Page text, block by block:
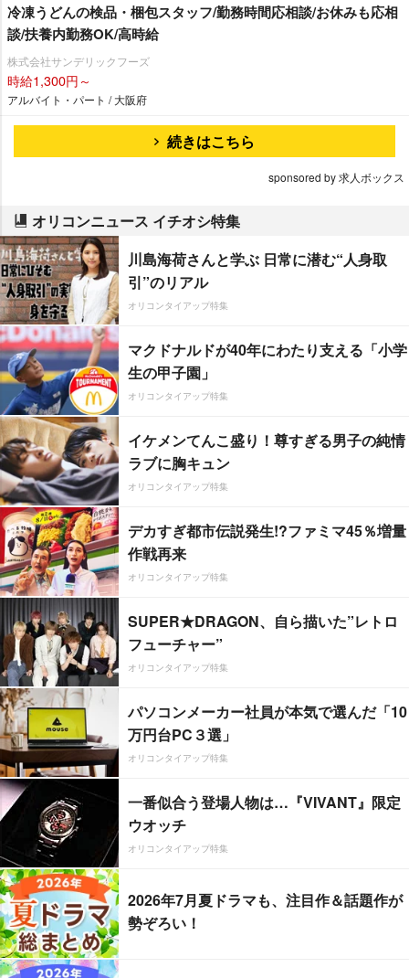
冷凍うどんの検品・梱包スタッフ/勤務時間応相談/お休みも応相
談/扶養内勤務OK/高時給
株式会社サンデリックフーズ
時給1,300円～
アルバイト・パート / 大阪府
続きはこちら
sponsored by 求人ボックス
オリコンニュース イチオシ特集
川島海荷さんと学ぶ 日常に潜む“人身取
引”のリアル
オリコンタイアップ特集
マクドナルドが40年にわたり支える「小学
生の甲子園」
オリコンタイアップ特集
イケメンてんこ盛り！尊すぎる男子の純情
ラブに胸キュン
オリコンタイアップ特集
デカすぎ都市伝説発生!?ファミマ45％増量
作戦再来
オリコンタイアップ特集
SUPER★DRAGON、自ら描いた”レトロ
フューチャー”
オリコンタイアップ特集
パソコンメーカー社員が本気で選んだ「10
万円台PC３選」
オリコンタイアップ特集
一番似合う登場人物は…『VIVANT』限定
ウオッチ
オリコンタイアップ特集
2026年7月夏ドラマも、注目作＆話題作が
勢ぞろい！